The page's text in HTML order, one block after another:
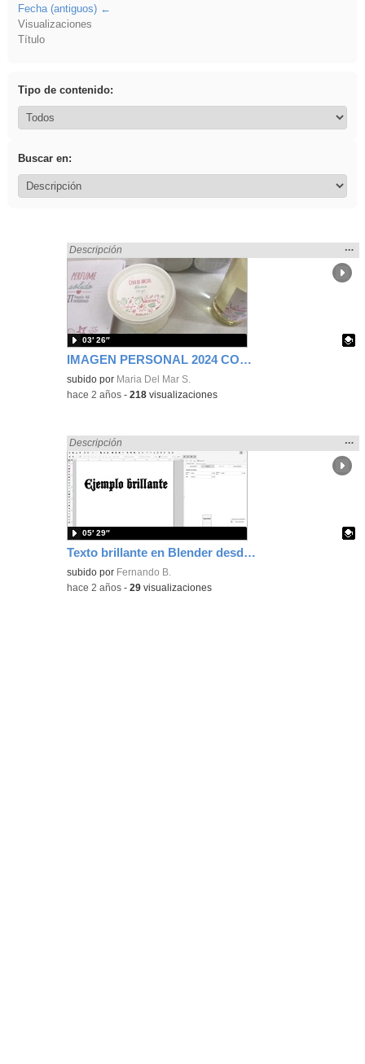
Fecha (antiguos)
Visualizaciones
Título
Tipo de contenido:
Buscar en:
IMAGEN PERSONAL 2024 COSMETOLOGÍA ÍES FRANCISCO DE GOYA
Encontrado «brillo» en:
Descripción
la
…
Contenido educativo.
subido por Maria Del Mar S.
03′ 26″
-hace 2 años -218 visualizaciones
Texto brillante en Blender desde Inkscape
Encontrado «brillo» en:
Descripción
la
…
Contenido educativo.
subido por Fernando B.
05′ 29″
-hace 2 años -29 visualizaciones